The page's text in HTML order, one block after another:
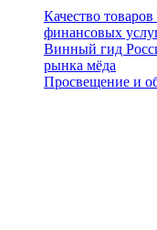
Качество
финансовых
Винный гид
рынка мёда
Просвещение и